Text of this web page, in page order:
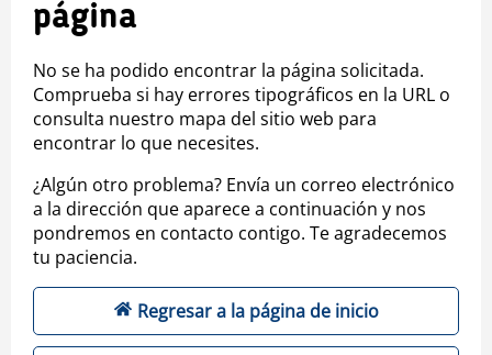
página
No se ha podido encontrar la página solicitada.
Comprueba si hay errores tipográficos en la URL o
consulta nuestro mapa del sitio web para
encontrar lo que necesites.
¿Algún otro problema? Envía un correo electrónico
a la dirección que aparece a continuación y nos
pondremos en contacto contigo. Te agradecemos
tu paciencia.
Regresar a la página de inicio